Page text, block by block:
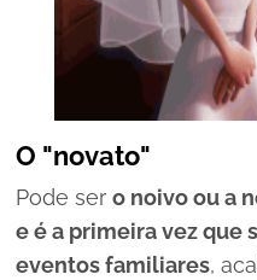
O "novato"
Pode ser o noivo ou a
e é a primeira vez que
eventos familiares,